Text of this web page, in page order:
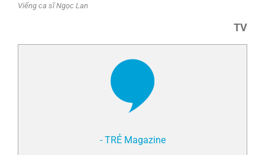
Viếng ca sĩ Ngọc Lan
TV
- TRẺ Magazine